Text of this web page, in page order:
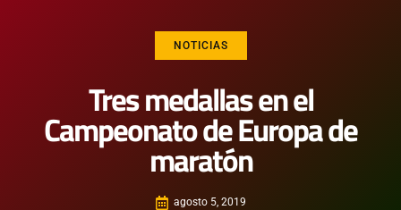
NOTICIAS
Tres medallas en el
Campeonato de Europa de
maratón
agosto 5, 2019